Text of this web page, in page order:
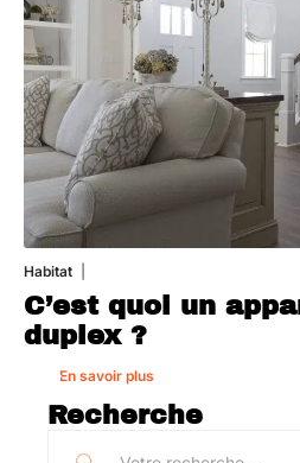
Habitat
C’est quoi un
duplex ?
En savoir plus
Recherche